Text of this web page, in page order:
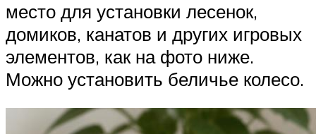
место для установки лесенок,
домиков, канатов и других игровых
элементов, как на фото ниже.
Можно установить беличье колесо.